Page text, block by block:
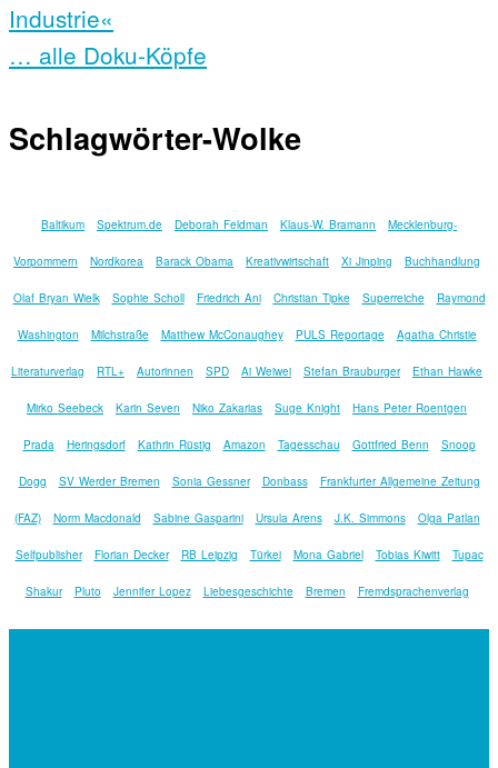
Industrie«
… alle Doku-Köpfe
Schlagwörter-Wolke
Baltikum Spektrum.de Deborah Feldman Klaus-W. Bramann Mecklenburg-
Vorpommern Nordkorea Barack Obama Kreativwirtschaft Xi Jinping Buchhandlung
Olaf Bryan Wielk Sophie Scholl Friedrich Ani Christian Tipke Superreiche Raymond
Washington Milchstraße Matthew McConaughey PULS Reportage Agatha Christie
Literaturverlag RTL+ Autorinnen SPD Ai Weiwei Stefan Brauburger Ethan Hawke
Mirko Seebeck Karin Seven Niko Zakarias Suge Knight Hans Peter Roentgen
Prada Heringsdorf Kathrin Rüstig Amazon Tagesschau Gottfried Benn Snoop
Dogg SV Werder Bremen Sonia Gessner Donbass Frankfurter Allgemeine Zeitung
(FAZ) Norm Macdonald Sabine Gasparini Ursula Arens J.K. Simmons Olga Patlan
Selfpublisher Florian Decker RB Leipzig Türkei Mona Gabriel Tobias Kiwitt Tupac
Shakur Pluto Jennifer Lopez Liebesgeschichte Bremen Fremdsprachenverlag